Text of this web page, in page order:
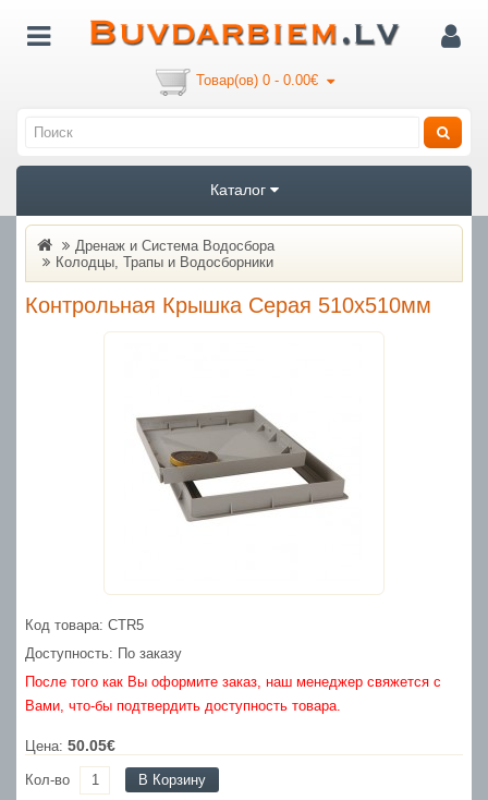
Товар(ов) 0 - 0.00€
Каталог
Дренаж и Система Водосбора
Колодцы, Трапы и Водосборники
Контрольная Крышка Серая 510x510мм
Код товара: CTR5
Доступность: По заказу
После того как Вы оформите заказ, наш менеджер свяжется с
Вами, что-бы подтвердить доступность товара.
Цена: 50.05€
Кол-во В Корзину